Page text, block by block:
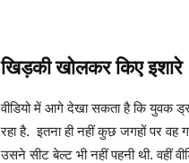
खिड़की खोलकर किए इशारे
वीडियो में आगे देखा सकता है कि युवक
रहा है. इतना ही नहीं कुछ जगहों पर वह
उसने सीट बेल्ट भी नहीं पहनी थी. वहीं